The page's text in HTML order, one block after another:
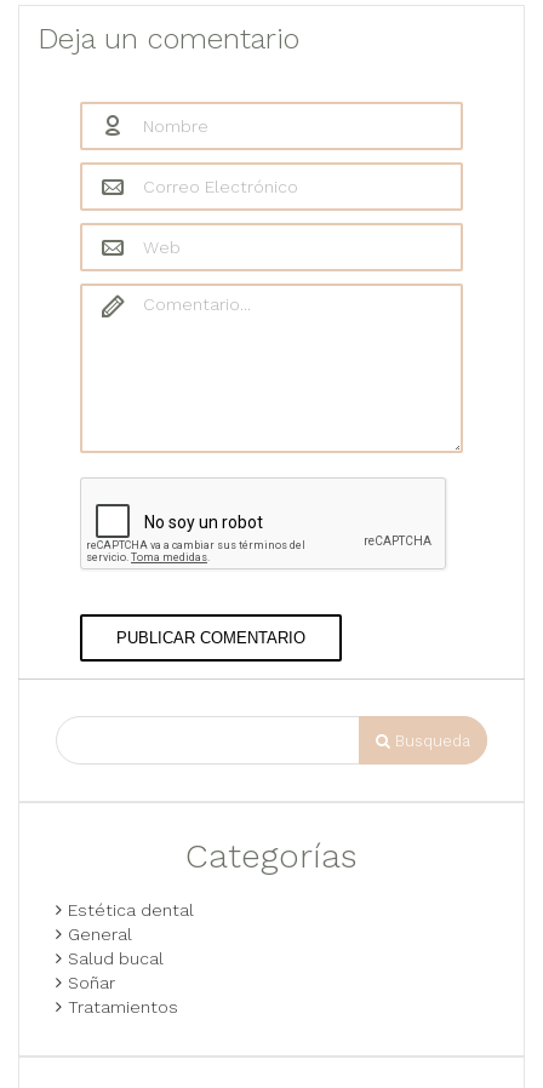
Deja un comentario
Nombre
Comentario
PUBLICAR COMENTARIO
Busqueda
Categorías
Estética dental
General
Salud bucal
Soñar
Tratamientos